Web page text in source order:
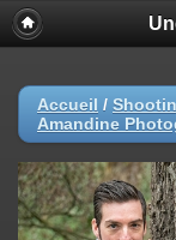
Accueil /
Amandine